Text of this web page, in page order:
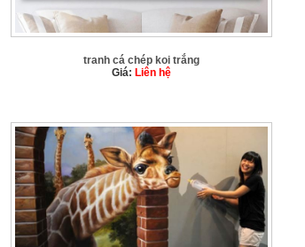
tranh cá chép koi trắng
Giá: Liên hệ